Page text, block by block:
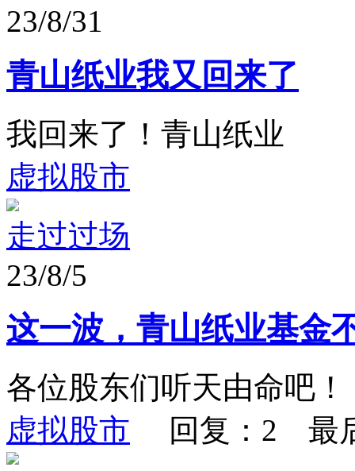
23/8/31
青山纸业我又回来了
我回来了！青山纸业
虚拟股市
走过过场
23/8/5
这一波，青山纸业基金
各位股东们听天由命吧！
虚拟股市 回复：2 最